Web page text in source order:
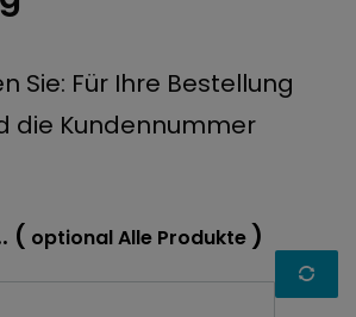
Sie: Für Ihre Bestellung
die Kundennummer
( optional Alle Produkte )